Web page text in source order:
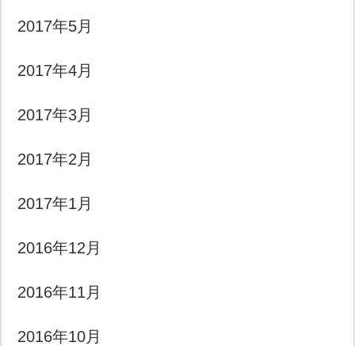
2017年5月
2017年4月
2017年3月
2017年2月
2017年1月
2016年12月
2016年11月
2016年10月